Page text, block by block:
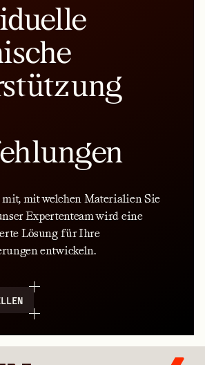
mit welchen Materialien Sie
Expertenteam wird eine
Lösung für Ihre
entwickeln.